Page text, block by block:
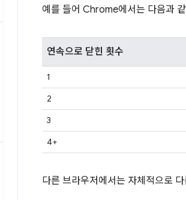
예를 들어 Chrome에서는 다음과
연속으로 닫힌 횟수
1
2
3
4+
다른 브라우저에서는 자체적으로